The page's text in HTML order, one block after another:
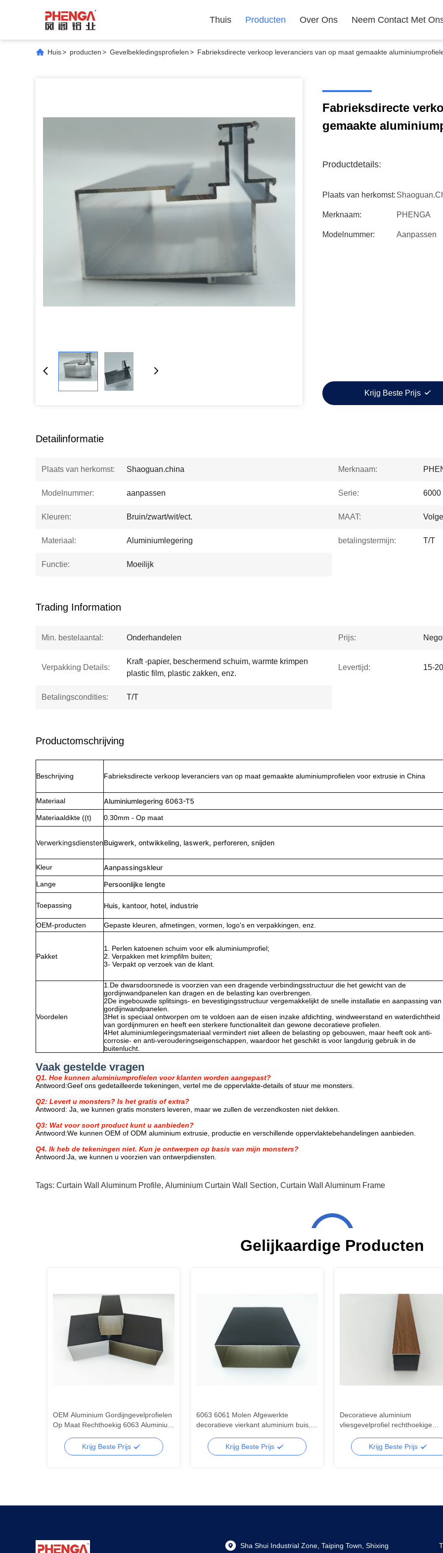
Thuis Producten Over Ons Neem Contact Met
Huis> producten> Gevelbekledingsprofielen> Fabrieksdirecte verkoop leveranciers van op maat gemaakte
Fabrieksdirecte
gemaakte
Productdetails:
Plaats van herkomst:
Merknaam: PHENGA
Modelnummer: Aanpassen
Krijg Beste Prijs
Detailinformatie
Plaats van herkomst: Shaoguan.china Merknaam:
Modelnummer: aanpassen Serie: 6000
Kleuren: Bruin/zwart/wit/ect. MAAT:
Materiaal: Aluminiumlegering betalingstermijn: T/T
Functie: Moeilijk
Trading Information
Min. bestelaantal: Onderhandelen Prijs:
Verpakking Details:
Kraft -papier, beschermend schuim, warmte krimpen
plastic film, plastic zakken, enz.
Levertijd: 15-
Betalingscondities: T/T
Productomschrijving
Beschrijving Fabrieksdirecte verkoop leveranciers van op maat gemaakte aluminiumprofielen voor extrusie in China
Materiaal Aluminiumlegering 6063-T5
Materiaaldikte ((t) 0.30mm - Op maat
VerwerkingsdienstenBuigwerk, ontwikkeling, laswerk, perforeren, snijden
Kleur Aanpassingskleur
Lange Persoonlijke lengte
Toepassing Huis, kantoor, hotel, industrie
OEM-producten Gepaste kleuren, afmetingen, vormen, logo's en verpakkingen, enz.
Pakket
1. Perlen katoenen schuim voor elk aluminiumprofiel;
2. Verpakken met krimpfilm buiten;
3- Verpakt op verzoek van de klant.
Voordelen
1.De dwarsdoorsnede is voorzien van een dragende verbindingsstructuur die het gewicht van de
gordijnwandpanelen kan dragen en de belasting kan overbrengen.
2De ingebouwde splitsings- en bevestigingsstructuur vergemakkelijkt de snelle installatie en aanpassing van
gordijnwandpanelen.
3Het is speciaal ontworpen om te voldoen aan de eisen inzake afdichting, windweerstand en waterdichtheid
van gordijnmuren en heeft een sterkere functionaliteit dan gewone decoratieve profielen.
4Het aluminiumlegeringsmateriaal vermindert niet alleen de belasting op gebouwen, maar heeft ook anti-
corrosie- en anti-verouderingseigenschappen, waardoor het geschikt is voor langdurig gebruik in de
buitenlucht.
Vaak gestelde vragen
Q1. Hoe kunnen aluminiumprofielen voor klanten worden aangepast?
Antwoord:Geef ons gedetailleerde tekeningen, vertel me de oppervlakte-details of stuur me monsters.
Q2: Levert u monsters? Is het gratis of extra?
Antwoord: Ja, we kunnen gratis monsters leveren, maar we zullen de verzendkosten niet dekken.
Q3: Wat voor soort product kunt u aanbieden?
Antwoord:We kunnen OEM of ODM aluminium extrusie, productie en verschillende oppervlaktebehandelingen aanbieden.
Q4. Ik heb de tekeningen niet. Kun je ontwerpen op basis van mijn monsters?
Antwoord:Ja, we kunnen u voorzien van ontwerpdiensten.
Tags: Curtain Wall Aluminum Profile, Aluminium Curtain Wall Section, Curtain Wall Aluminum Frame
Gelijkaardige Producten
OEM Aluminium Gordijngevelprofielen
Op Maat Rechthoekig 6063 Aluminium
Krijg Beste Prijs
6063 6061 Molen Afgewerkte
decoratieve vierkant aluminium buis,
Krijg Beste Prijs
Decoratieve aluminium
vliesgevelprofiel rechthoekige
buisprofielenKrijg Beste Prijs
Sha Shui Industrial Zone, Taiping Town, Shixing